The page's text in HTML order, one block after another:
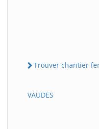
Trouver chantier
VAUDES